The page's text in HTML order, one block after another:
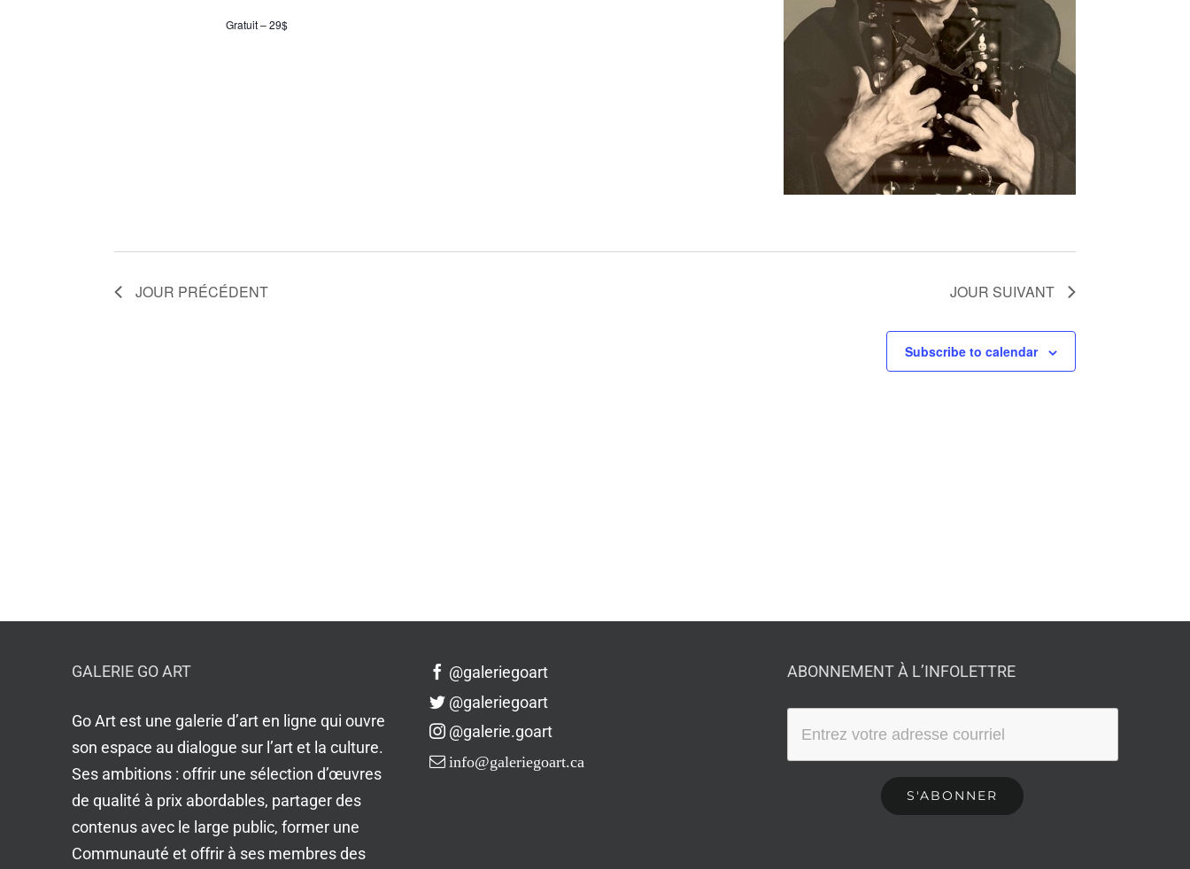
Gratuit – 29$
JOUR PRÉCÉDENT JOUR SUIVANT
Subscribe to calendar
GALERIE GO ART
Go Art est une galerie d’art en ligne qui ouvre
son espace au dialogue sur l’art et la culture.
Ses ambitions : offrir une sélection d’œuvres
de qualité à prix abordables, partager des
contenus avec le large public, former une
Communauté et offrir à ses membres des
@galeriegoart
@galeriegoart
@galerie.goart
info@galeriegoart.ca
ABONNEMENT À L’INFOLETTRE